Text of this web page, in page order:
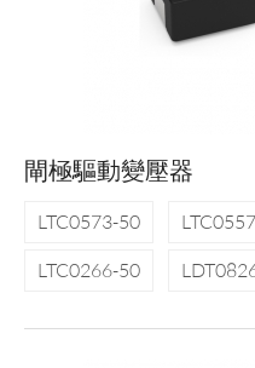
閘極驅動變壓器
LTC0573-50
LTC0266-50